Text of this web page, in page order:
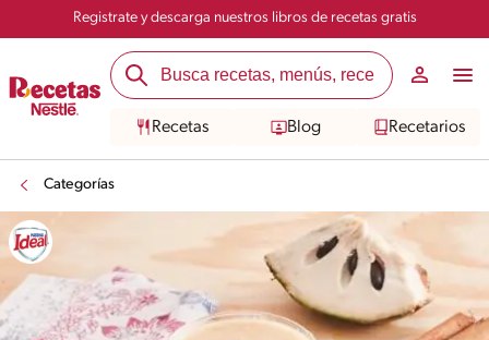
Registrate y descarga nuestros libros de recetas gratis
Recetas Blog Recetarios
Categorías